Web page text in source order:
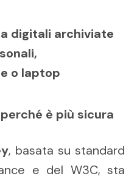
digitali archiviate
o laptop
è più sicura
, basata su standard
e del W3C, sta